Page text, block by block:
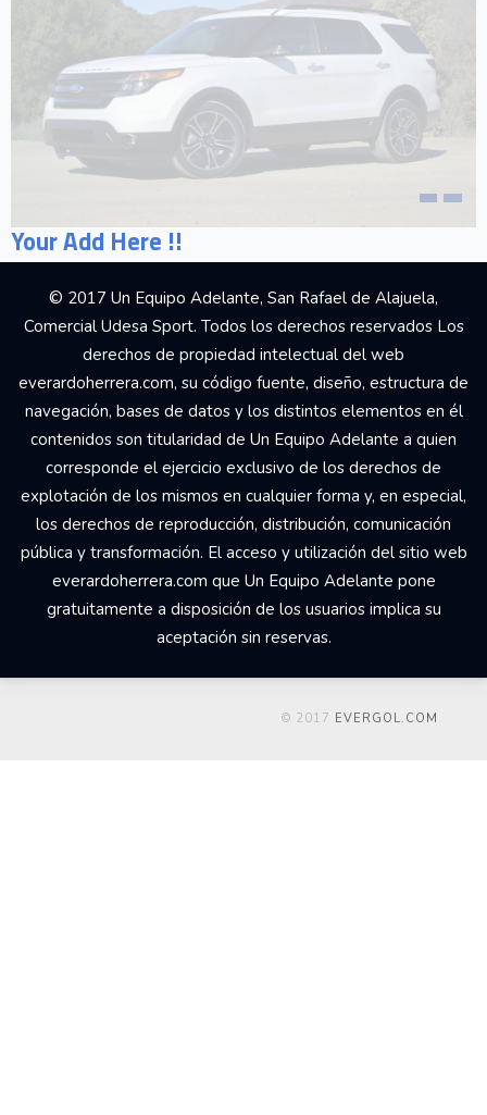
Your Add Here !!
© 2017 Un Equipo Adelante, San Rafael de Alajuela,
Comercial Udesa Sport. Todos los derechos reservados Los
derechos de propiedad intelectual del web
everardoherrera.com, su código fuente, diseño, estructura de
navegación, bases de datos y los distintos elementos en él
contenidos son titularidad de Un Equipo Adelante a quien
corresponde el ejercicio exclusivo de los derechos de
explotación de los mismos en cualquier forma y, en especial,
los derechos de reproducción, distribución, comunicación
pública y transformación. El acceso y utilización del sitio web
everardoherrera.com que Un Equipo Adelante pone
gratuitamente a disposición de los usuarios implica su
aceptación sin reservas.
© 2017 EVERGOL.COM